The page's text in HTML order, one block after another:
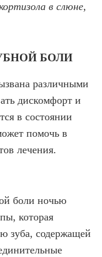
в слюне,
БОЛИ
различными
дискомфорт и
в состоянии
помочь в
лечения.
боли ночью
которая
зуба, содержащей